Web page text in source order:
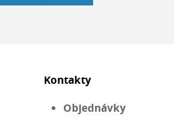
Kontakty
Objednávky